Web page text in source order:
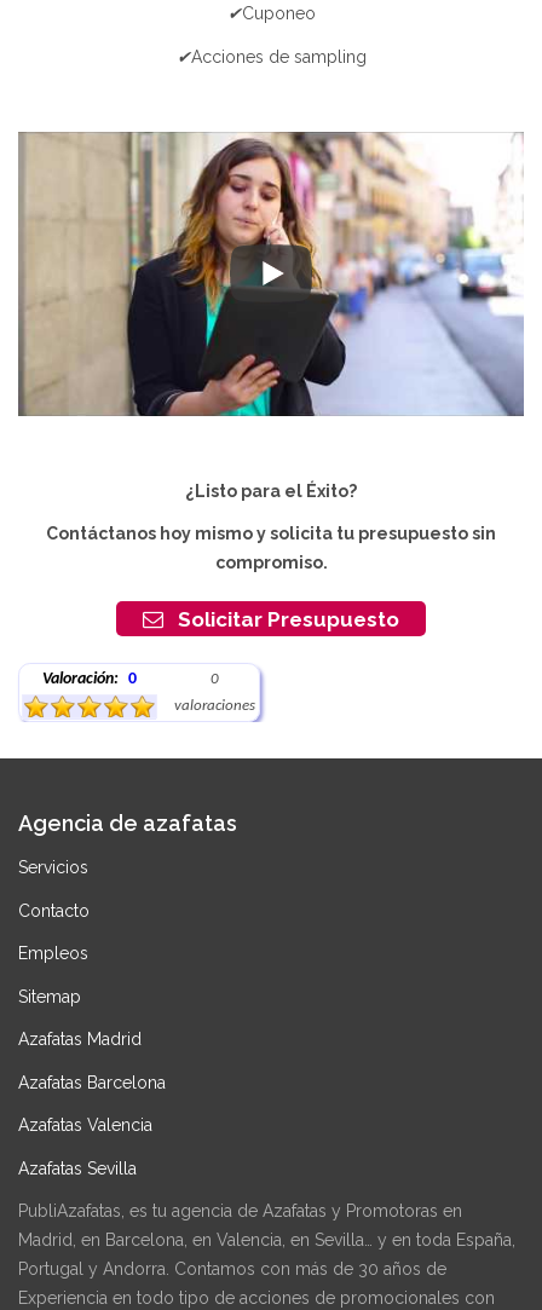
✔Cuponeo
✔Acciones de sampling
¿Listo para el Éxito?
Contáctanos hoy mismo y solicita tu presupuesto sin
compromiso.
Solicitar Presupuesto
Valoración: 0
0
valoraciones
Agencia de azafatas
Servicios
Contacto
Empleos
Sitemap
Azafatas Madrid
Azafatas Barcelona
Azafatas Valencia
Azafatas Sevilla
PubliAzafatas, es tu agencia de Azafatas y Promotoras en
Madrid, en Barcelona, en Valencia, en Sevilla… y en toda España,
Portugal y Andorra. Contamos con más de 30 años de
Experiencia en todo tipo de acciones de promocionales con